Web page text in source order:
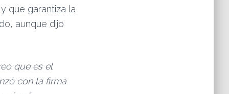
que garantiza la
aunque dijo
que es el
con la firma